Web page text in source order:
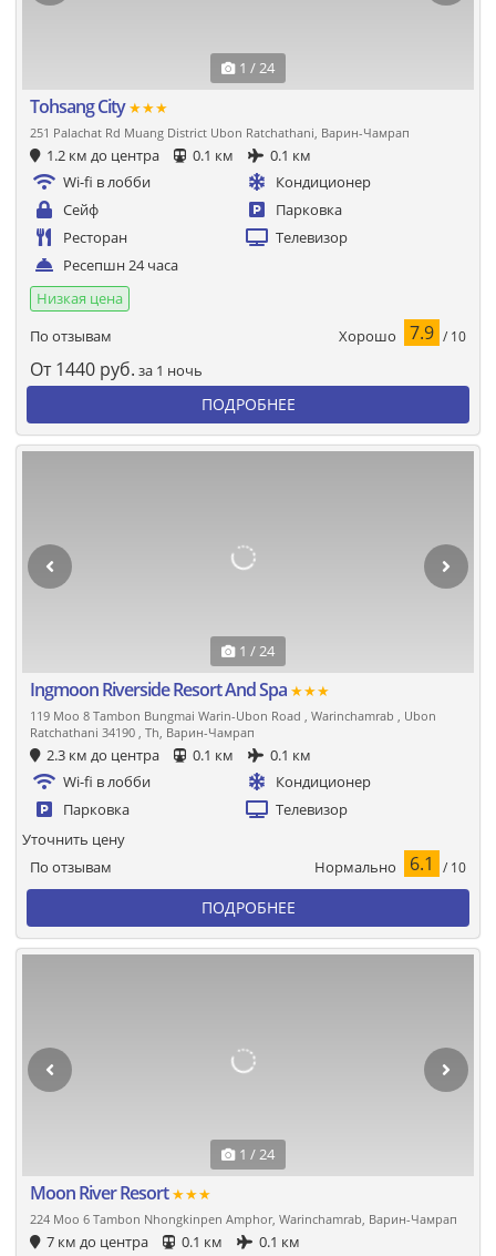
1 / 24
Tohsang City★★★
251 Palachat Rd Muang District Ubon Ratchathani, Варин-Чамрап
1.2 км до центра 0.1 км
0.1 км
Wi-fi в лобби
Кондиционер
Сейф
Парковка
Ресторан
Телевизор
Ресепшн 24 часа
Низкая цена
По отзывам
Хорошо 7.9 / 10
От 1440 руб. за 1 ночь
ПОДРОБНЕЕ
1 / 24
Ingmoon Riverside Resort And Spa ★★★
119 Moo 8 Tambon Bungmai Warin-Ubon Road , Warinchamrab , Ubon
Ratchathani 34190 , Th, Варин-Чамрап
2.3 км до центра 0.1 км
0.1 км
Wi-fi в лобби
Кондиционер
Парковка
Телевизор
По отзывам Нормально 6.1 / 10
Уточнить цену
ПОДРОБНЕЕ
1 / 24
Moon River Resort★★★
224 Moo 6 Tambon Nhongkinpen Amphor, Warinchamrab, Варин-Чамрап
7 км до центра 0.1 км
0.1 км